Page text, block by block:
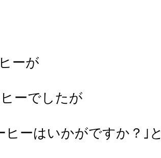
ーが
ーでしたが
ヒーはいかがですか？｣と